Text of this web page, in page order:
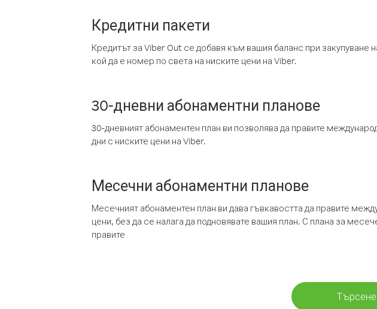
Кредитни пакети
Кредитът за Viber Out се добавя към вашия баланс при
кой да е номер по света на ниските цени на Viber.
30-дневни абонаментни планове
30-дневният абонаментен план ви позволява да правите
дни с ниските цени на Viber.
Месечни абонаментни планове
Месечният абонаментен план ви дава гъвкавостта да правите
цени, без да се налага да подновявате вашия план. С плана за
правите